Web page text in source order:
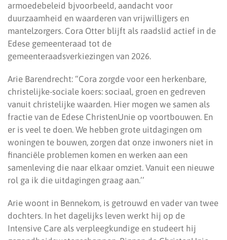
armoedebeleid bjvoorbeeld, aandacht voor
duurzaamheid en waarderen van vrijwilligers en
mantelzorgers. Cora Otter blijft als raadslid actief in de
Edese gemeenteraad tot de
gemeenteraadsverkiezingen van 2026.
Arie Barendrecht: “Cora zorgde voor een herkenbare,
christelijke-sociale koers: sociaal, groen en gedreven
vanuit christelijke waarden. Hier mogen we samen als
fractie van de Edese ChristenUnie op voortbouwen. En
er is veel te doen. We hebben grote uitdagingen om
woningen te bouwen, zorgen dat onze inwoners niet in
financiële problemen komen en werken aan een
samenleving die naar elkaar omziet. Vanuit een nieuwe
rol ga ik die uitdagingen graag aan.’’
Arie woont in Bennekom, is getrouwd en vader van twee
dochters. In het dagelijks leven werkt hij op de
Intensive Care als verpleegkundige en studeert hij